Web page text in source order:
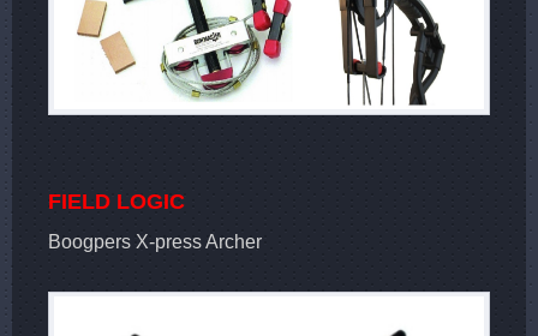
FIELD LOGIC
Boogpers X-press Archer